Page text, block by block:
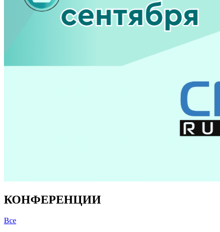
КОНФЕРЕНЦИИ
Все